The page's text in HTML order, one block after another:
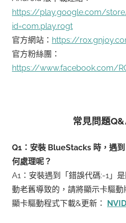
https://play.google.com/
id=com.play.rogt
官方網站： https://
官方粉絲團：
https://www.facebook.com/
常見問題
Q1：安裝 BlueStacks 時，遇
何處理呢？
A1：安裝遇到「錯誤代碼:-1」
動老舊導致的，請將顯示卡驅動
顯卡驅動程式下載&更新：